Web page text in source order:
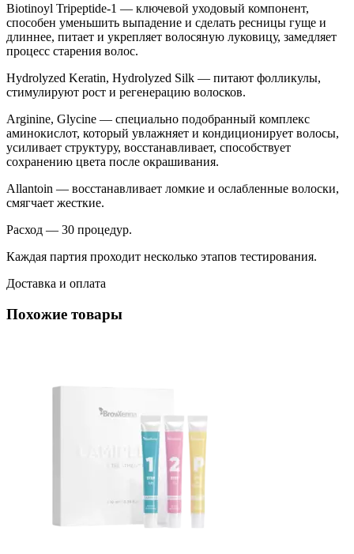
Biotinoyl Tripeptide-1 — ключевой уходовый компонент,
способен уменьшить выпадение и сделать ресницы гуще и
длиннее, питает и укрепляет волосяную луковицу, замедляет
процесс старения волос.
Hydrolyzed Keratin, Hydrolyzed Silk — питают фолликулы,
стимулируют рост и регенерацию волосков.
Arginine, Glycine — специально подобранный комплекс
аминокислот, который увлажняет и кондиционирует волосы,
усиливает структуру, восстанавливает, способствует
сохранению цвета после окрашивания.
Allantoin — восстанавливает ломкие и ослабленные волоски,
смягчает жесткие.
Расход — 30 процедур.
Каждая партия проходит несколько этапов тестирования.
Доставка и оплата
Похожие товары